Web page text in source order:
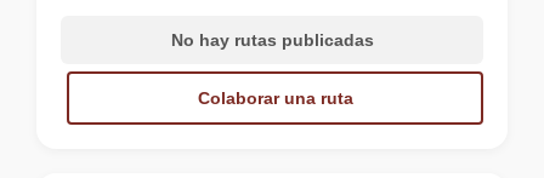
No hay rutas publicadas
Colaborar una ruta